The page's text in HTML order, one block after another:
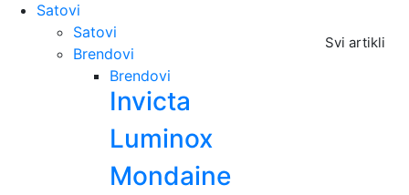
Satovi
Svi artikli
Satovi
Brendovi
Brendovi
Invicta
Luminox
Mondaine